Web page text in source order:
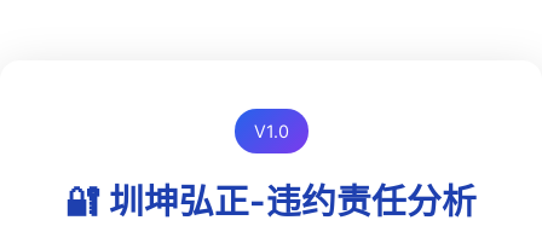
V1.0
🔐 圳坤弘正-违约责任分析